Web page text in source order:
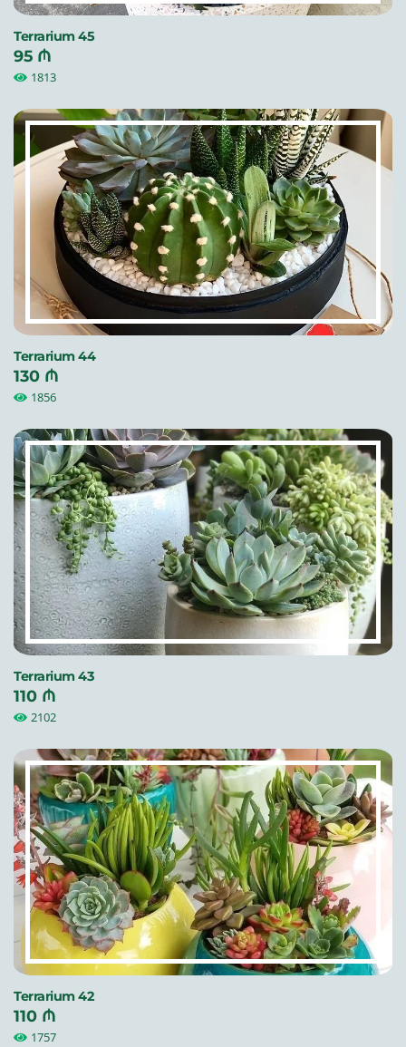
Terrarium 45
95 ₼
1813
Terrarium 44
130 ₼
1856
Terrarium 43
110 ₼
2102
Terrarium 42
110 ₼
1757